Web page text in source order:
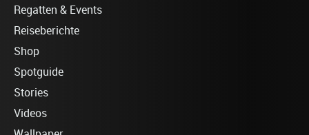
Regatten & Events
Reiseberichte
Shop
Spotguide
Stories
Videos